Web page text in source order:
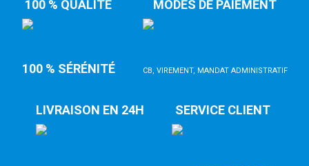
100 % QUALITÉ
100 % SÉRÉNITÉ
MODES DE PAIEMENT
CB, VIREMENT, MANDAT ADMINISTRATIF
LIVRAISON EN 24H SERVICE CLIENT